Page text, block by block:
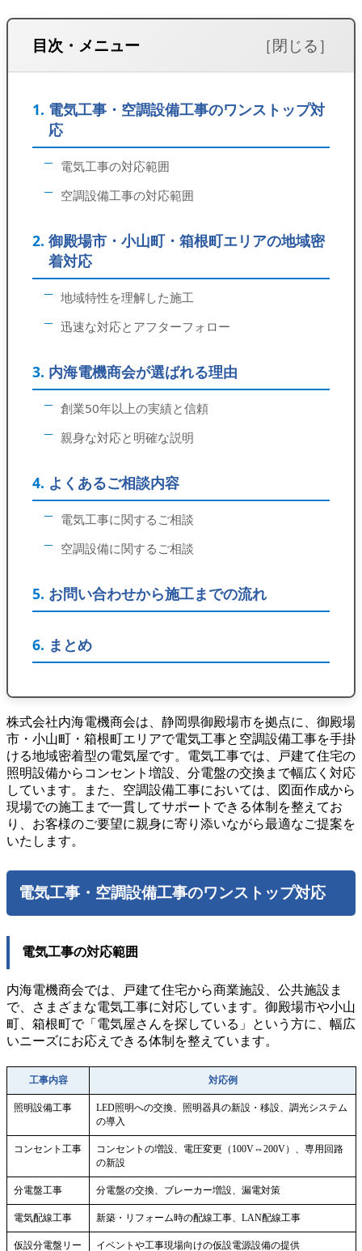
目次・メニュー
電気工事・空調設備工事のワンストップ対
応
電気工事の対応範囲
空調設備工事の対応範囲
御殿場市・小山町・箱根町エリアの地域密
着対応
地域特性を理解した施工
迅速な対応とアフターフォロー
内海電機商会が選ばれる理由
創業50年以上の実績と信頼
親身な対応と明確な説明
よくあるご相談内容
電気工事に関するご相談
空調設備に関するご相談
お問い合わせから施工までの流れ
まとめ
株式会社内海電機商会は、静岡県御殿場市を拠点に、御殿場
市・小山町・箱根町エリアで電気工事と空調設備工事を手掛
ける地域密着型の電気屋です。電気工事では、戸建て住宅の
照明設備からコンセント増設、分電盤の交換まで幅広く対応
しています。また、空調設備工事においては、図面作成から
現場での施工まで一貫してサポートできる体制を整えてお
り、お客様のご要望に親身に寄り添いながら最適なご提案を
いたします。
電気工事・空調設備工事のワンストップ対応
電気工事の対応範囲
内海電機商会では、戸建て住宅から商業施設、公共施設ま
で、さまざまな電気工事に対応しています。御殿場市や小山
町、箱根町で「電気屋さんを探している」という方に、幅広
いニーズにお応えできる体制を整えています。
工事内容 対応例
照明設備工事
LED照明への交換、照明器具の新設・移設、調光システム
の導入
コンセント工事
コンセントの増設、電圧変更（100V⇔200V）、専用回路
の新設
分電盤工事 分電盤の交換、ブレーカー増設、漏電対策
電気配線工事 新築・リフォーム時の配線工事、LAN配線工事
仮設分電盤リー イベントや工事現場向けの仮設電源設備の提供